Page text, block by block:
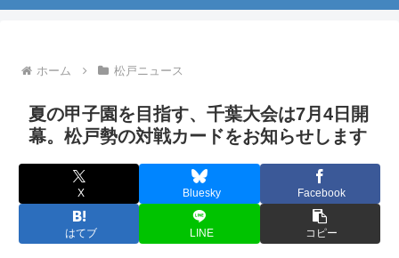
ホーム 松戸ニュース
夏の甲子園を目指す、千葉大会は7月4日開
幕。松戸勢の対戦カードをお知らせします
X Bluesky Facebook
はてブ LINE コピー